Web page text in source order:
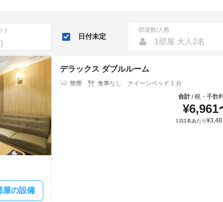
ト
日付未定
部屋数/人数
1部屋 大人2名
屋の設備
デラックス ダブルルーム
禁煙 食事なし
クイーンベッド 1 台
合計/税・手数
¥6,961
1泊1名あたり¥